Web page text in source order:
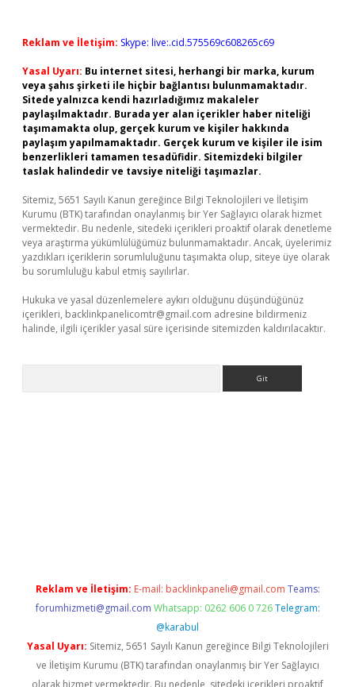
Reklam ve İletişim: Skype: live:.cid.575569c608265c69
Yasal Uyarı: Bu internet sitesi, herhangi bir marka, kurum
veya şahıs şirketi ile hiçbir bağlantısı bulunmamaktadır.
Sitede yalnızca kendi hazırladığımız makaleler
paylaşılmaktadır. Burada yer alan içerikler haber niteliği
taşımamakta olup, gerçek kurum ve kişiler hakkında
paylaşım yapılmamaktadır. Gerçek kurum ve kişiler ile isim
benzerlikleri tamamen tesadüfidir. Sitemizdeki bilgiler
taslak halindedir ve tavsiye niteliği taşımazlar.
Sitemiz, 5651 Sayılı Kanun gereğince Bilgi Teknolojileri ve İletişim
Kurumu (BTK) tarafından onaylanmış bir Yer Sağlayıcı olarak hizmet
vermektedir. Bu nedenle, sitedeki içerikleri proaktif olarak denetleme
veya araştırma yükümlülüğümüz bulunmamaktadır. Ancak, üyelerimiz
yazdıkları içeriklerin sorumluluğunu taşımakta olup, siteye üye olarak
bu sorumluluğu kabul etmiş sayılırlar.
Hukuka ve yasal düzenlemelere aykırı olduğunu düşündüğünüz
içerikleri, backlinkpanelicomtr@gmail.com adresine bildirmeniz
halinde, ilgili içerikler yasal süre içerisinde sitemizden kaldırılacaktır.
Reklam ve İletişim: E-mail: backlinkpaneli@gmail.com Teams:
forumhizmeti@gmail.com Whatsapp: 0262 606 0 726 Telegram:
@karabul
Yasal Uyarı: Sitemiz, 5651 Sayılı Kanun gereğince Bilgi Teknolojileri
ve İletişim Kurumu (BTK) tarafından onaylanmış bir Yer Sağlayıcı
olarak hizmet vermektedir. Bu nedenle, sitedeki içerikleri proaktif